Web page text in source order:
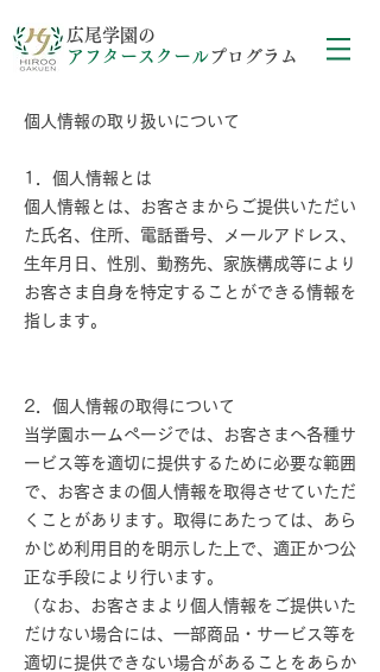
広尾学園の
アフタースクールプログラム
個人情報の取り扱いについて
1．個人情報とは
個人情報とは、お客さまからご提供いただい
た氏名、住所、電話番号、メールアドレス、
生年月日、性別、勤務先、家族構成等により
お客さま自身を特定することができる情報を
指します。
2．個人情報の取得について
当学園ホームページでは、お客さまへ各種サ
ービス等を適切に提供するために必要な範囲
で、お客さまの個人情報を取得させていただ
くことがあります。取得にあたっては、あら
かじめ利用目的を明示した上で、適正かつ公
正な手段により行います。
（なお、お客さまより個人情報をご提供いた
だけない場合には、一部商品・サービス等を
適切に提供できない場合があることをあらか